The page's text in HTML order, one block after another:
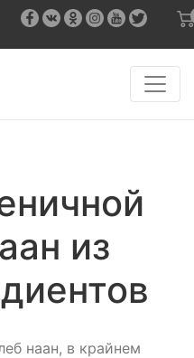
из
наан, в крайнем